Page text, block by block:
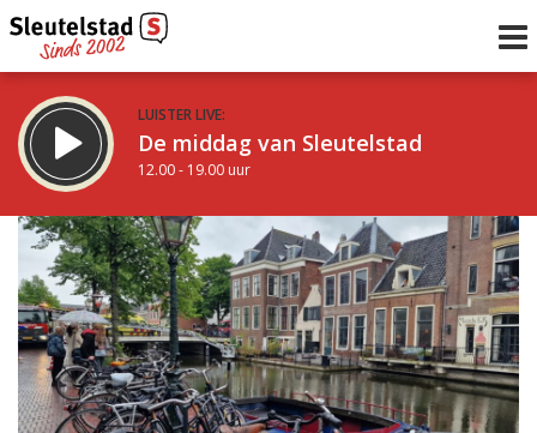
LUISTER LIVE:
De middag van Sleutelstad
12.00 - 19.00 uur
STRAKS:
De avond van Sleutelstad
19.00 - 22.00 uur
Vorig uur
uur 1 van 0 Volgend uur
Inklappen